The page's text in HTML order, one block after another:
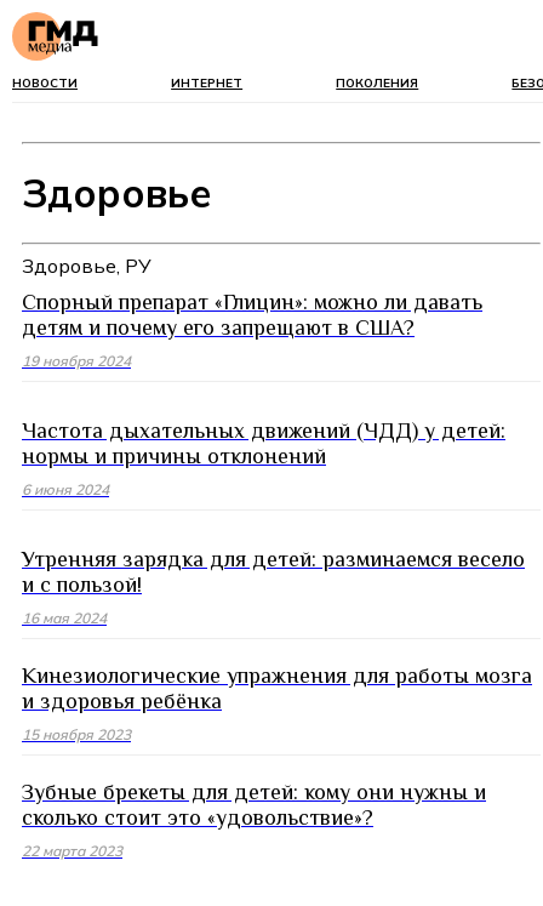
НОВОСТИ ИНТЕРНЕТ ПОКОЛЕНИЯ
Здоровье
Здоровье, РУ
Спорный препарат «Глицин»: можно ли давать
детям и почему его запрещают в США?
19 ноября 2024
Частота дыхательных движений (ЧДД) у детей:
нормы и причины отклонений
6 июня 2024
Утренняя зарядка для детей: разминаемся весело
и с пользой!
16 мая 2024
Кинезиологические упражнения для работы мозга
и здоровья ребёнка
15 ноября 2023
Зубные брекеты для детей: кому они нужны и
сколько стоит это «удовольствие»?
22 марта 2023